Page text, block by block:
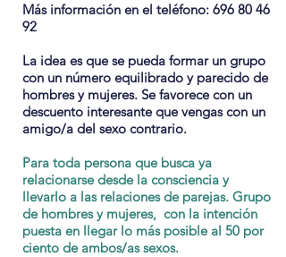
Más información en el teléfono: 696 80 46
92
La idea es que se pueda formar un grupo
con un número equilibrado y parecido de
hombres y mujeres. Se favorece con un
descuento interesante que vengas con un
amigo/a del sexo contrario.
Para toda persona que busca ya
relacionarse desde la consciencia y
llevarlo a las relaciones de parejas. Grupo
de hombres y mujeres, con la intención
puesta en llegar lo más posible al 50 por
ciento de ambos/as sexos.